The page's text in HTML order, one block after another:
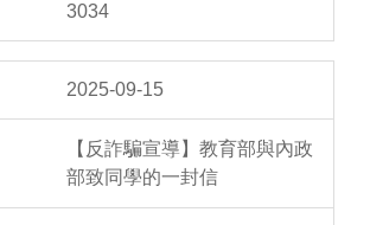
3034
2025-09-15
【反詐騙宣導】教育部與內政
部致同學的一封信